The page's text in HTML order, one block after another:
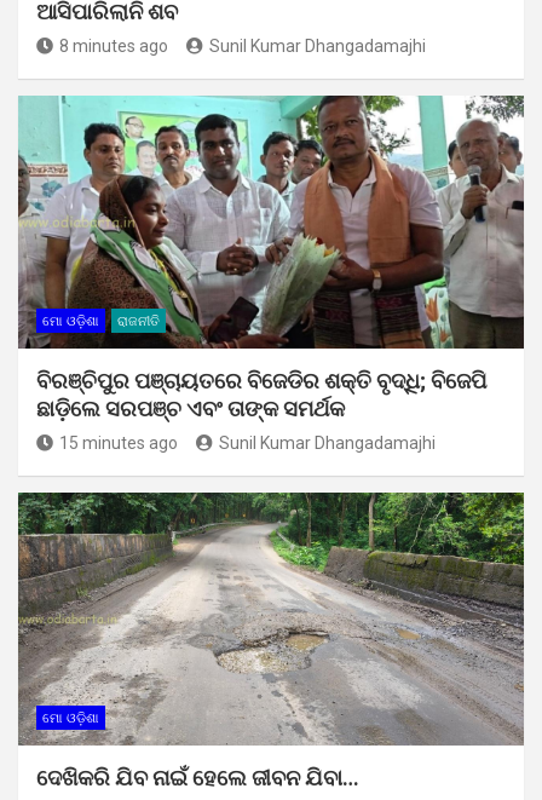
ଆସିପାରିଲାନି ଶବ
8 minutes ago Sunil Kumar Dhangadamajhi
ମୋ ଓଡ଼ିଶା ରାଜନୀତି
ବିରଞ୍ଚିପୁର ପଞ୍ଚାୟତରେ ବିଜେଡିର ଶକ୍ତି ବୃଦ୍ଧି; ବିଜେପି
ଛାଡ଼ିଲେ ସରପଞ୍ଚ ଏବଂ ତାଙ୍କ ସମର୍ଥକ
15 minutes ago Sunil Kumar Dhangadamajhi
ମୋ ଓଡ଼ିଶା
ଦେଖିକରି ଯିବ ନାଇଁ ହେଲେ ଜୀବନ ଯିବା…